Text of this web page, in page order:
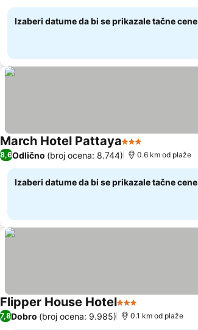
Izaberi datume da bi se prikazale tačne cene
March Hotel Pattaya3 Zvezdice
8,6Odlično (broj ocena: 8.744) 0.6 km od plaže
Izaberi datume da bi se prikazale tačne cene
Flipper House Hotel3 Zvezdice
7,8Dobro (broj ocena: 9.985) 0.1 km od plaže